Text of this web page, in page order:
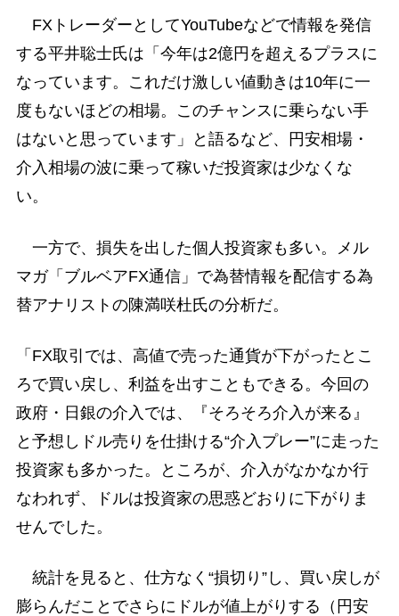
FXトレーダーとしてYouTubeなどで情報を発信
する平井聡士氏は「今年は2億円を超えるプラスに
なっています。これだけ激しい値動きは10年に一
度もないほどの相場。このチャンスに乗らない手
はないと思っています」と語るなど、円安相場・
介入相場の波に乗って稼いだ投資家は少なくな
い。
一方で、損失を出した個人投資家も多い。メル
マガ「ブルベアFX通信」で為替情報を配信する為
替アナリストの陳満咲杜氏の分析だ。
「FX取引では、高値で売った通貨が下がったとこ
ろで買い戻し、利益を出すこともできる。今回の
政府・日銀の介入では、『そろそろ介入が来る』
と予想しドル売りを仕掛ける“介入プレー”に走った
投資家も多かった。ところが、介入がなかなか行
なわれず、ドルは投資家の思惑どおりに下がりま
せんでした。
統計を見ると、仕方なく“損切り”し、買い戻しが
膨らんだことでさらにドルが値上がりする（円安